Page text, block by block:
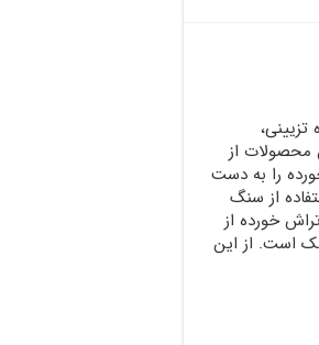
محصولات از
را به دست
از سنگ
خورده از
است. از این